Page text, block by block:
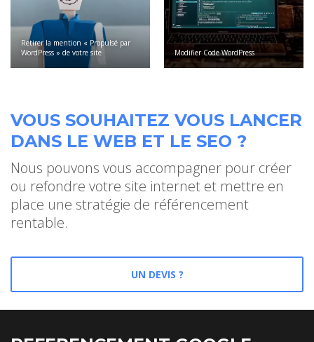
Retirer la mention « Propulsé par
WordPress » de votre site
Modifier Code WordPress
VOUS SOUHAITEZ VOUS LANCER
DANS LE WEB ET LE SEO ?
Nous pouvons vous accompagner pour créer
ou refondre votre site internet et mettre en
place une stratégie de référencement
rentable.
UN DEVIS ?